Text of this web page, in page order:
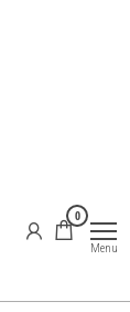
0
Menu